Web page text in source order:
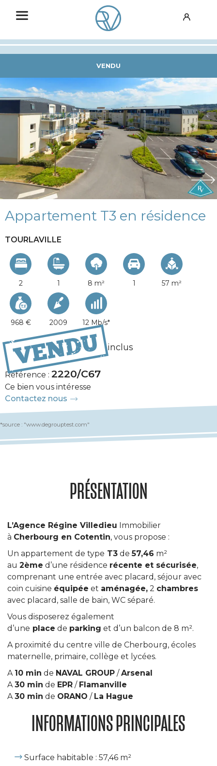
VENDU
Appartement T3 en résidence
TOURLAVILLE
2 1 8 m² 1 57 m²
968 € 2009 12 Mb/s*
125 000 €Honoraires inclus
Référence : 2220/C67
Ce bien vous intéresse
Contactez nous
*source : "www.degrouptest.com"
PRÉSENTATION
L’Agence Régine Villedieu Immobilier
à Cherbourg en Cotentin, vous propose :
Un appartement de type T3 de57,46 m²
au 2ème d’une résidence récente et sécurisée,
comprenant une entrée avec placard, séjour avec
coin cuisine équipée et aménagée, 2 chambres
avec placard, salle de bain, WC séparé.
Vous disposerez également
d’une place de parking et d’un balcon de 8 m².
A proximité du centre ville de Cherbourg, écoles
maternelle, primaire, collège et lycées.
A 10 min de NAVAL GROUP /Arsenal
A 30 min de EPR / Flamanville
A 30 min de ORANO / La Hague
INFORMATIONS PRINCIPALES
Surface habitable : 57,46 m²